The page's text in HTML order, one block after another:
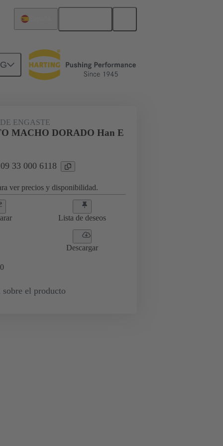
09 33 000 6118
ENGASTE
MACHO DORADO Han E
33 000 6118
ver precios y disponibilidad.
Lista de deseos
Descargar
0
sobre el producto